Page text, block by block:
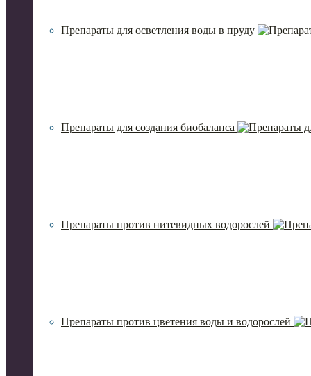
Препараты для осветления воды в пруду
Препараты для создания биобаланса
Препараты против нитевидных водорослей
Препараты против цветения воды и водорослей